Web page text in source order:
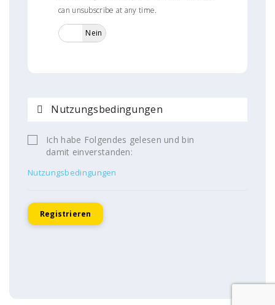
can unsubscribe at any time.
Nein
Nutzungsbedingungen
Ich habe Folgendes gelesen und bin
damit einverstanden:
Nutzungsbedingungen